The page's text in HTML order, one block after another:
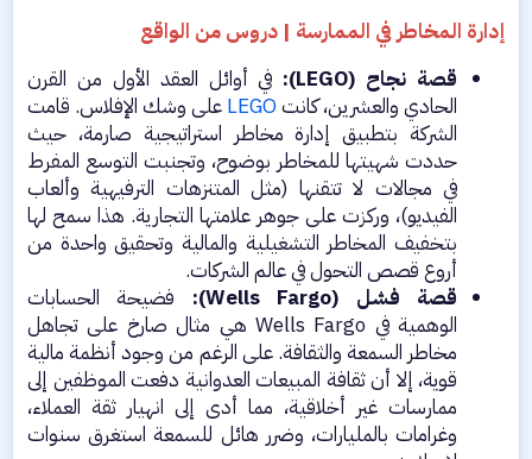
إدارة المخاطر في الممارسة | دروس من الواقع
قصة نجاح (LEGO):
في أوائل العقد الأول من القرن
الحادي والعشرين، كانتLEGO على وشك الإفلاس. قامت
الشركة بتطبيق إدارة مخاطر استراتيجية صارمة، حيث
حددت شهيتها للمخاطر بوضوح، وتجنبت التوسع المفرط
في مجالات لا تتقنها (مثل المتنزهات الترفيهية وألعاب
الفيديو)، وركزت على جوهر علامتها التجارية. هذا سمح لها
بتخفيف المخاطر التشغيلية والمالية وتحقيق واحدة من
أروع قصص التحول في عالم الشركات.​
قصة فشل (Wells Fargo):
فضيحة الحسابات
الوهمية في Wells Fargo هي مثال صارخ على تجاهل
مخاطر السمعة والثقافة. على الرغم من وجود أنظمة مالية
قوية، إلا أن ثقافة المبيعات العدوانية دفعت الموظفين إلى
ممارسات غير أخلاقية، مما أدى إلى انهيار ثقة العملاء،
وغرامات بالمليارات، وضرر هائل للسمعة استغرق سنوات